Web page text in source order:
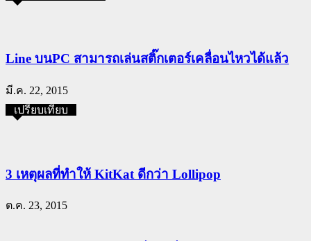
Line บนPC สามารถเล่นสติ๊กเตอร์เคลื่อนไหวได้แล้ว
มี.ค. 22, 2015
เปรียบเทียบ
3 เหตุผลที่ทำให้ KitKat ดีกว่า Lollipop
ต.ค. 23, 2015